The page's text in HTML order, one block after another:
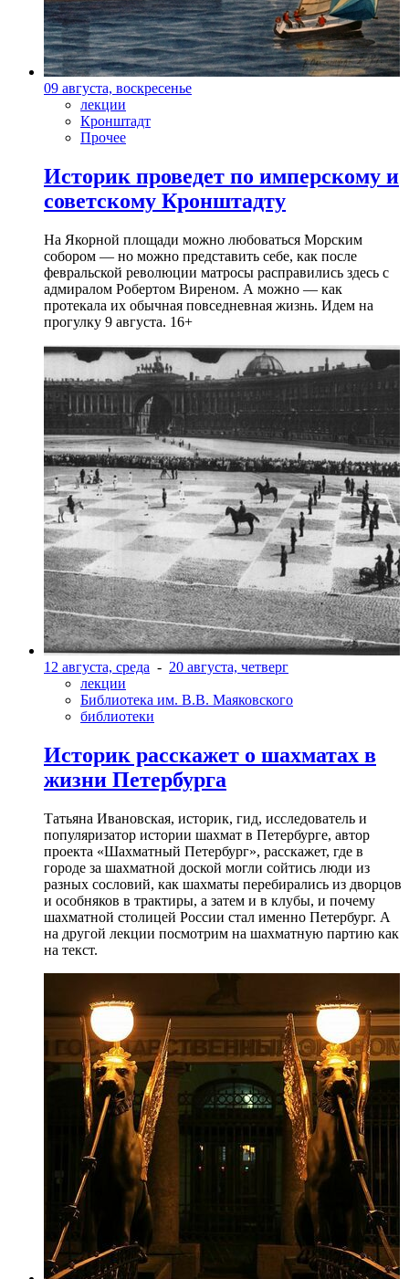
09 августа, воскресенье
лекции
Кронштадт
Прочее
Историк проведет по имперскому и
советскому Кронштадту
На Якорной площади можно любоваться Морским
собором — но можно представить себе, как после
февральской революции матросы расправились здесь с
адмиралом Робертом Виреном. А можно — как
протекала их обычная повседневная жизнь. Идем на
прогулку 9 августа. 16+
12 августа, среда - 20 августа, четверг
лекции
Библиотека им. В.В. Маяковского
библиотеки
Историк расскажет о шахматах в
жизни Петербурга
Татьяна Ивановская, историк, гид, исследователь и
популяризатор истории шахмат в Петербурге, автор
проекта «Шахматный Петербург», расскажет, где в
городе за шахматной доской могли сойтись люди из
разных сословий, как шахматы перебирались из дворцов
и особняков в трактиры, а затем и в клубы, и почему
шахматной столицей России стал именно Петербург. А
на другой лекции посмотрим на шахматную партию как
на текст.